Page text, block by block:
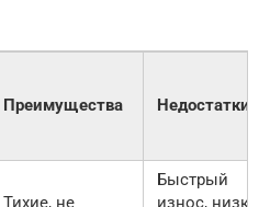
Преимущества Недостатки
Тихие, не
Быстрый
износ, низкая